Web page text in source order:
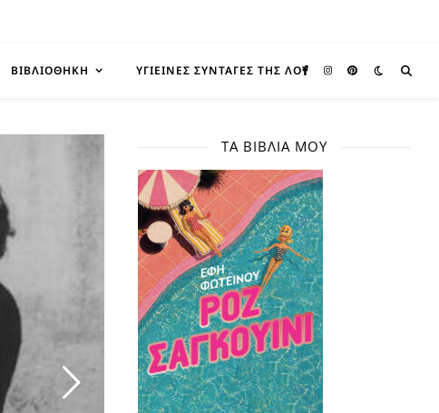
ΒΙΒΛΙΟΘΉΚΗ ΥΓΙΕΙΝΈΣ ΣΥΝΤΑΓΈΣ ΤΗΣ ΛΟΥ
ΤΑ ΒΙΒΛΊΑ ΜΟΥ